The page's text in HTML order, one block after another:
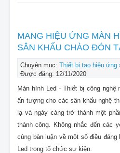
MANG HIỆU ỨNG MÀN
SÂN KHẤU CHÀO ĐÓN
Chuyên mục: Thiết bị tạo hiệu ứng
Được đăng: 12/11/2020
Màn hình Led - Thiết bị công nghệ
ấn tượng cho các sân khấu nghệ
lạ và ngày càng trở thành một
thành công. Không nhắc đến các
cùng bàn luận về một số điều
Led trong tổ chức sự kiện.